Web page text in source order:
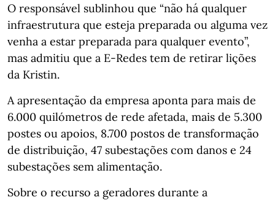
O responsável sublinhou que “não há qualquer
infraestrutura que esteja preparada ou alguma vez
venha a estar preparada para qualquer evento”,
mas admitiu que a E-Redes tem de retirar lições
da Kristin.
A apresentação da empresa aponta para mais de
6.000 quilómetros de rede afetada, mais de 5.300
postes ou apoios, 8.700 postos de transformação
de distribuição, 47 subestações com danos e 24
subestações sem alimentação.
Sobre o recurso a geradores durante a